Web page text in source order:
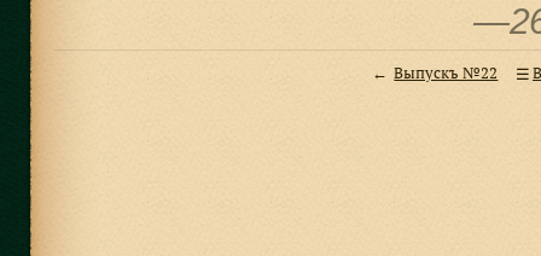
Выпускъ №22